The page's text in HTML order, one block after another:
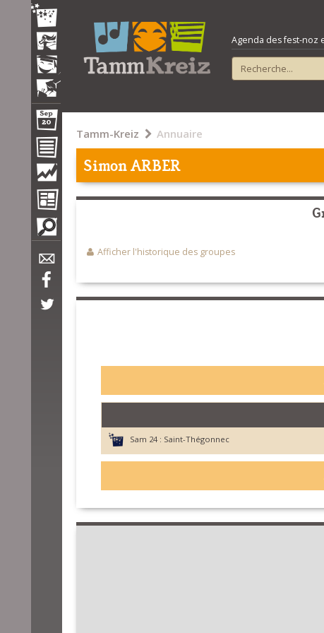
Agenda des fest-noz
Tamm-Kreiz Annuaire
Simon ARBER
Afficher l'historique des groupes
Sam 24 : Saint-Thégonnec